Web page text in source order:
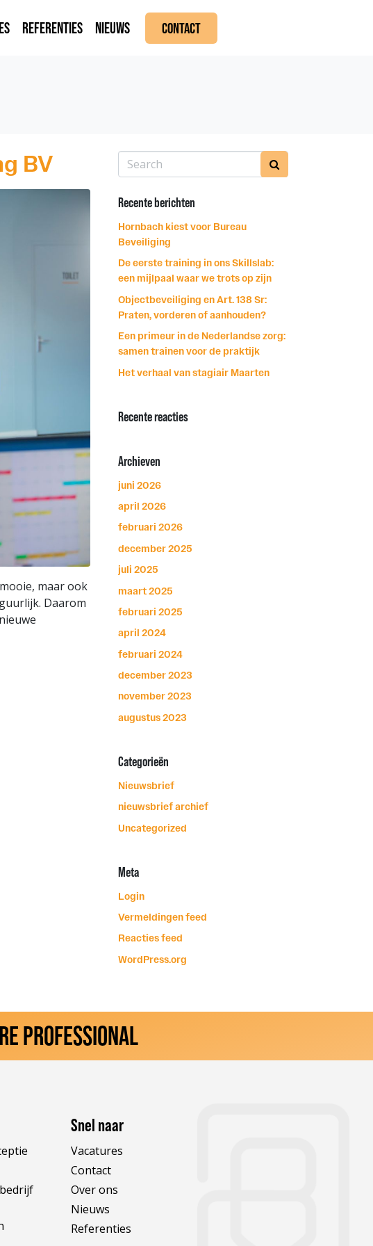
REFERENTIES NIEUWS CONTACT
BV
maar ook
Daarom
Recente berichten
Hornbach kiest voor Bureau
Beveiliging
De eerste training in ons Skillslab:
een mijlpaal waar we trots op zijn
Objectbeveiliging en Art. 138 Sr:
Praten, vorderen of aanhouden?
Een primeur in de Nederlandse zorg:
samen trainen voor de praktijk
Het verhaal van stagiair Maarten
Recente reacties
Archieven
juni 2026
april 2026
februari 2026
december 2025
juli 2025
maart 2025
februari 2025
april 2024
februari 2024
december 2023
november 2023
augustus 2023
Categorieën
Nieuwsbrief
nieuwsbrief archief
Uncategorized
Meta
Login
Vermeldingen feed
Reacties feed
WordPress.org
PROFESSIONAL
Snel naar
Vacatures
Contact
Over ons
Nieuws
Referenties